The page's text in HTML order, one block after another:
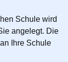
Schule wird
angelegt. Die
Ihre Schule